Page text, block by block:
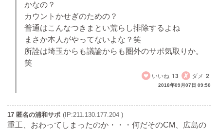
かなの？
カウントかせぎのための？
普通はこんなつきまとい荒らし排除するよね
まさか本人がやってないよな？笑
所詮は埼玉からも議論からも圏外のサポ気取りか。
笑
いいね 13 ダメ 2
2018年09月07日 09:50
17 匿名の浦和サポ (IP:211.130.177.204 )
重工、おわってしまったのか・・・何だそのCM、広島の